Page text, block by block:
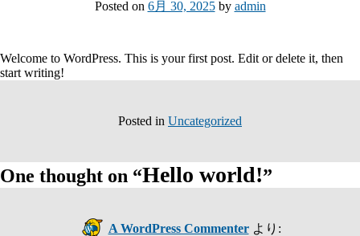
Posted on 6月 30, 2025by admin
Welcome to WordPress. This is your first post. Edit or delete it, then
start writing!
Posted in Uncategorized
One thought on “Hello world!”
A WordPress Commenter より: